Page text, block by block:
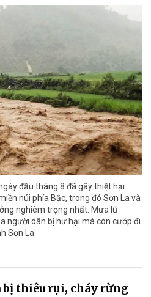
đầu tháng 8 đã gây thiệt hại
núi phía Bắc, trong đó Sơn La và
nghiêm trọng nhất. Mưa lũ
người dân bị hư hại mà còn cướp đi
Sơn La.
thiêu rụi, cháy rừng